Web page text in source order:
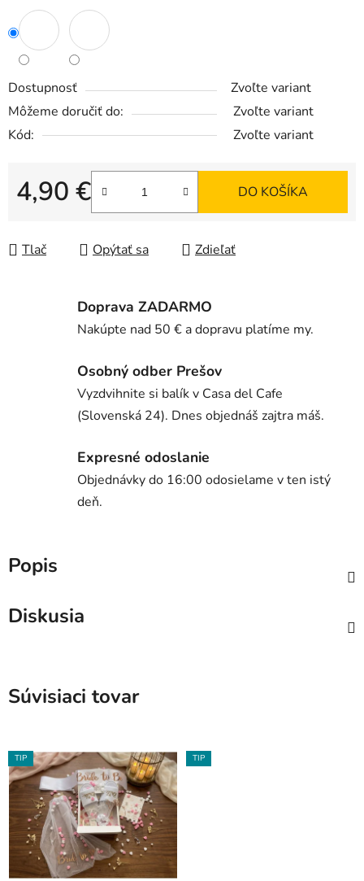
Dostupnosť
Zvoľte variant
Môžeme doručiť do:
Zvoľte variant
Kód:
Zvoľte variant
4,90 €
Jednotková cena:
DO KOŠÍKA
Tlač Opýtať sa Zdieľať
Doprava ZADARMO
Nakúpte nad 50 € a dopravu platíme my.
Osobný odber Prešov
Vyzdvihnite si balík v Casa del Cafe
(Slovenská 24). Dnes objednáš zajtra máš.
Expresné odoslanie
Objednávky do 16:00 odosielame v ten istý
deň.
Popis
Diskusia
Súvisiaci tovar
TIP TIP